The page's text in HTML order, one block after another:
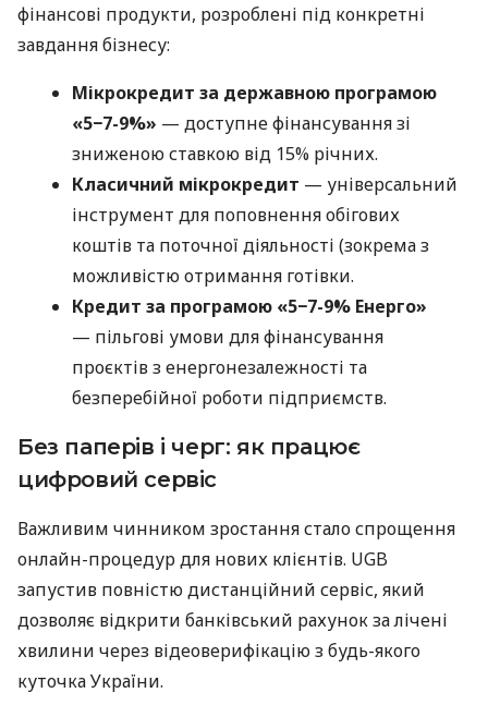
фінансові продукти, розроблені під конкретні
завдання бізнесу:
Мікрокредит за державною програмою
«5−7-9%» — доступне фінансування зі
зниженою ставкою від 15% річних.
Класичний мікрокредит — універсальний
інструмент для поповнення обігових
коштів та поточної діяльності (зокрема з
можливістю отримання готівки.
Кредит за програмою «5−7-9% Енерго»
— пільгові умови для фінансування
проєктів з енергонезалежності та
безперебійної роботи підприємств.
Без паперів і черг: як працює
цифровий сервіс
Важливим чинником зростання стало спрощення
онлайн-процедур для нових клієнтів. UGB
запустив повністю дистанційний сервіс, який
дозволяє відкрити банківський рахунок за лічені
хвилини через відеоверифікацію з будь-якого
куточка України.